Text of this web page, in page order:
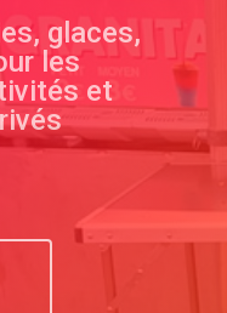
glaces,
les
et